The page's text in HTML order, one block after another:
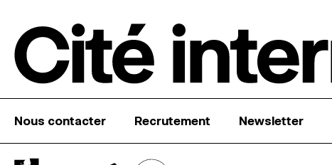
Nous contacter Recrutement Newsletter